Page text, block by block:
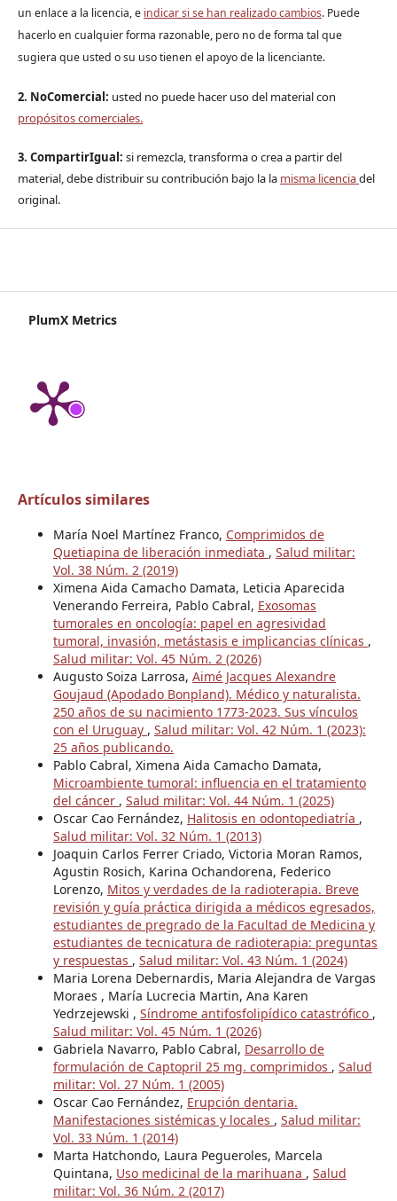
un enlace a la licencia, e indicar si se han realizado cambios. Puede
hacerlo en cualquier forma razonable, pero no de forma tal que
sugiera que usted o su uso tienen el apoyo de la licenciante.
2. NoComercial: usted no puede hacer uso del material con
propósitos comerciales.
3. CompartirIgual: si remezcla, transforma o crea a partir del
material, debe distribuir su contribución bajo la la misma licenciadel
original.
PlumX Metrics
Artículos similares
María Noel Martínez Franco, Comprimidos de
Quetiapina de liberación inmediata , Salud militar:
Vol. 38 Núm. 2 (2019)
Ximena Aida Camacho Damata, Leticia Aparecida
Venerando Ferreira, Pablo Cabral, Exosomas
tumorales en oncología: papel en agresividad
tumoral, invasión, metástasis e implicancias clínicas ,
Salud militar: Vol. 45 Núm. 2 (2026)
Augusto Soiza Larrosa, Aimé Jacques Alexandre
Goujaud (Apodado Bonpland). Médico y naturalista.
250 años de su nacimiento 1773-2023. Sus vínculos
con el Uruguay , Salud militar: Vol. 42 Núm. 1 (2023):
25 años publicando.
Pablo Cabral, Ximena Aida Camacho Damata,
Microambiente tumoral: influencia en el tratamiento
del cáncer , Salud militar: Vol. 44 Núm. 1 (2025)
Oscar Cao Fernández, Halitosis en odontopediatría ,
Salud militar: Vol. 32 Núm. 1 (2013)
Joaquin Carlos Ferrer Criado, Victoria Moran Ramos,
Agustin Rosich, Karina Ochandorena, Federico
Lorenzo, Mitos y verdades de la radioterapia. Breve
revisión y guía práctica dirigida a médicos egresados,
estudiantes de pregrado de la Facultad de Medicina y
estudiantes de tecnicatura de radioterapia: preguntas
y respuestas , Salud militar: Vol. 43 Núm. 1 (2024)
Maria Lorena Debernardis, Maria Alejandra de Vargas
Moraes , María Lucrecia Martin, Ana Karen
Yedrzejewski , Síndrome antifosfolipídico catastrófico ,
Salud militar: Vol. 45 Núm. 1 (2026)
Gabriela Navarro, Pablo Cabral, Desarrollo de
formulación de Captopril 25 mg. comprimidos , Salud
militar: Vol. 27 Núm. 1 (2005)
Oscar Cao Fernández, Erupción dentaria.
Manifestaciones sistémicas y locales , Salud militar:
Vol. 33 Núm. 1 (2014)
Marta Hatchondo, Laura Pegueroles, Marcela
Quintana, Uso medicinal de la marihuana , Salud
militar: Vol. 36 Núm. 2 (2017)